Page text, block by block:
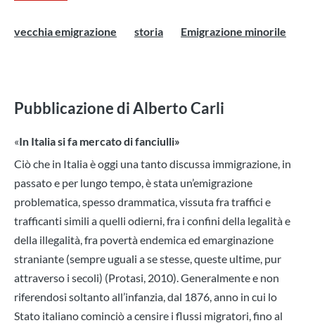
vecchia emigrazione storia Emigrazione minorile
Pubblicazione di Alberto Carli
«In Italia si fa mercato di fanciulli»
Ciò che in Italia è oggi una tanto discussa immigrazione, in
passato e per lungo tempo, è stata un’emigrazione
problematica, spesso drammatica, vissuta fra traffici e
trafficanti simili a quelli odierni, fra i confini della legalità e
della illegalità, fra povertà endemica ed emarginazione
straniante (sempre uguali a se stesse, queste ultime, pur
attraverso i secoli) (Protasi, 2010). Generalmente e non
riferendosi soltanto all’infanzia, dal 1876, anno in cui lo
Stato italiano cominciò a censire i flussi migratori, fino al